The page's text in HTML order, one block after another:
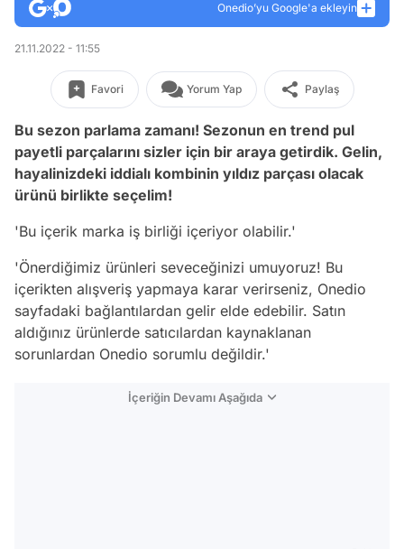
Onedio’yu Google'a ekleyin
21.11.2022 - 11:55
Favori Yorum Yap Paylaş
Bu sezon parlama zamanı! Sezonun en trend pul
payetli parçalarını sizler için bir araya getirdik. Gelin,
hayalinizdeki iddialı kombinin yıldız parçası olacak
ürünü birlikte seçelim!
'Bu içerik marka iş birliği içeriyor olabilir.'
'Önerdiğimiz ürünleri seveceğinizi umuyoruz! Bu
içerikten alışveriş yapmaya karar verirseniz, Onedio
sayfadaki bağlantılardan gelir elde edebilir. Satın
aldığınız ürünlerde satıcılardan kaynaklanan
sorunlardan Onedio sorumlu değildir.'
İçeriğin Devamı Aşağıda